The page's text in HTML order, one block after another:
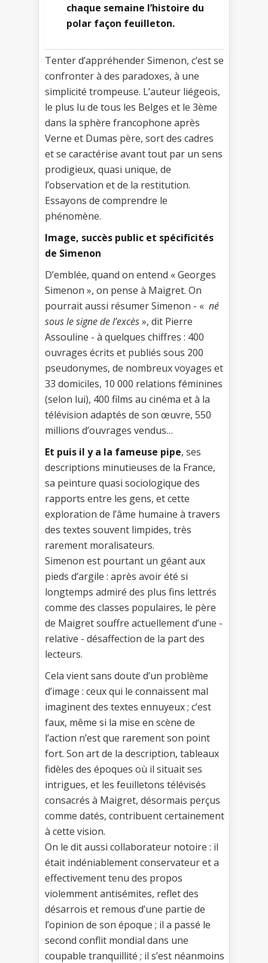
chaque semaine l’histoire du
polar façon feuilleton.
Tenter d’appréhender Simenon, c’est se
confronter à des paradoxes, à une
simplicité trompeuse. L’auteur liégeois,
le plus lu de tous les Belges et le 3ème
dans la sphère francophone après
Verne et Dumas père, sort des cadres
et se caractérise avant tout par un sens
prodigieux, quasi unique, de
l’observation et de la restitution.
Essayons de comprendre le
phénomène.
Image, succès public et spécificités
de Simenon
D’emblée, quand on entend « Georges
Simenon », on pense à Maigret. On
pourrait aussi résumer Simenon - « né
sous le signe de l’excès», dit Pierre
Assouline - à quelques chiffres : 400
ouvrages écrits et publiés sous 200
pseudonymes, de nombreux voyages et
33 domiciles, 10 000 relations féminines
(selon lui), 400 films au cinéma et à la
télévision adaptés de son œuvre, 550
millions d’ouvrages vendus…
Et puis il y a la fameuse pipe, ses
descriptions minutieuses de la France,
sa peinture quasi sociologique des
rapports entre les gens, et cette
exploration de l’âme humaine à travers
des textes souvent limpides, très
rarement moralisateurs.
Simenon est pourtant un géant aux
pieds d’argile : après avoir été si
longtemps admiré des plus fins lettrés
comme des classes populaires, le père
de Maigret souffre actuellement d’une -
relative - désaffection de la part des
lecteurs.
Cela vient sans doute d’un problème
d’image : ceux qui le connaissent mal
imaginent des textes ennuyeux ; c’est
faux, même si la mise en scène de
l’action n’est que rarement son point
fort. Son art de la description, tableaux
fidèles des époques où il situait ses
intrigues, et les feuilletons télévisés
consacrés à Maigret, désormais perçus
comme datés, contribuent certainement
à cette vision.
On le dit aussi collaborateur notoire : il
était indéniablement conservateur et a
effectivement tenu des propos
violemment antisémites, reflet des
désarrois et remous d’une partie de
l’opinion de son époque ; il a passé le
second conflit mondial dans une
coupable tranquillité ; il s’est néanmoins